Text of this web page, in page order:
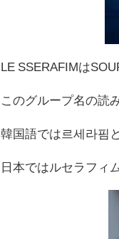
LE SSERAFIMは
このグループ名の読
韓国語では르세라핌
日本ではルセラフィ